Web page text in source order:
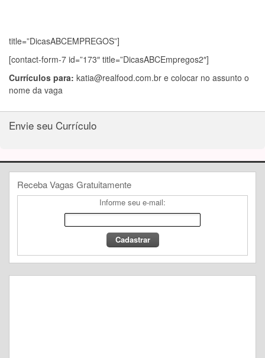
title=”DicasABCEMPREGOS”]
[contact-form-7 id=”173″ title=”DicasABCEmpregos2″]
Currículos para: katia@realfood.com.br e colocar no assunto o
nome da vaga
Envie seu Currículo
Receba Vagas Gratuitamente
Informe seu e-mail: